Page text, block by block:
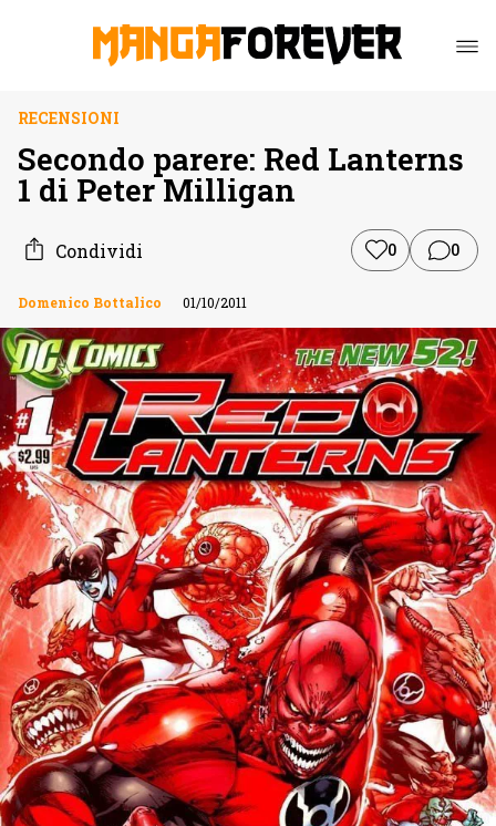
RECENSIONI
Secondo parere: Red Lanterns
1 di Peter Milligan
Condividi 0 0
Domenico Bottalico 01/10/2011